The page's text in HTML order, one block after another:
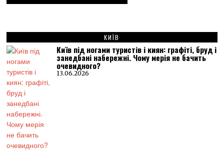
КИЇВ
Київ під ногами туристів і киян: графіті, бруд і
занедбані набережні. Чому мерія не бачить
очевидного?
13.06.2026